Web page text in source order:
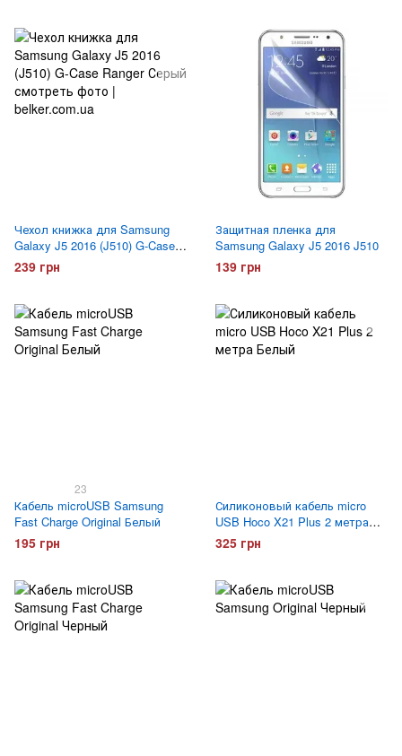
Чехол книжка для Samsung
Galaxy J5 2016 (J510) G-Case
Ranger Серый
239 грн
Защитная пленка для
Samsung Galaxy J5 2016 J510
139 грн
23
Кабель microUSB Samsung
Fast Charge Original Белый
195 грн
Силиконовый кабель micro
USB Hoco X21 Plus 2 метра
Белый
325 грн